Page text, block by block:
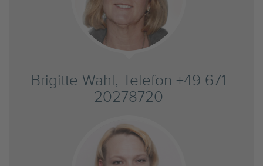
Brigitte Wahl, Telefon +49 671
20278720